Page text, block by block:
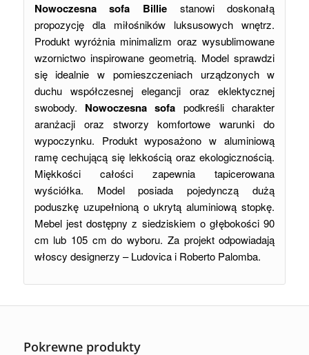
Nowoczesna sofa Billie stanowi doskonałą
propozycję dla miłośników luksusowych wnętrz.
Produkt wyróżnia minimalizm oraz wysublimowane
wzornictwo inspirowane geometrią. Model sprawdzi
się idealnie w pomieszczeniach urządzonych w
duchu współczesnej elegancji oraz eklektycznej
swobody. Nowoczesna sofa podkreśli charakter
aranżacji oraz stworzy komfortowe warunki do
wypoczynku. Produkt wyposażono w aluminiową
ramę cechującą się lekkością oraz ekologicznością.
Miękkości całości zapewnia tapicerowana
wyściółka. Model posiada pojedynczą dużą
poduszkę uzupełnioną o ukrytą aluminiową stopkę.
Mebel jest dostępny z siedziskiem o głębokości 90
cm lub 105 cm do wyboru. Za projekt odpowiadają
włoscy designerzy – Ludovica i Roberto Palomba.
Pokrewne produkty